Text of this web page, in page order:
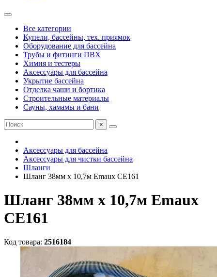
Все категории
Купели, бассейны, тех. приямок
Оборудование для бассейна
Трубы и фитинги ПВХ
Химия и тестеры
Аксессуары для бассейна
Укрытие бассейна
Отделка чаши и бортика
Строительные материалы
Сауны, хамамы и бани
×
Аксессуары для бассейна
Аксессуары для чистки бассейна
Шланги
Шланг 38мм х 10,7м Emaux CE161
Шланг 38мм х 10,7м Emaux
CE161
Код товара: 2516184